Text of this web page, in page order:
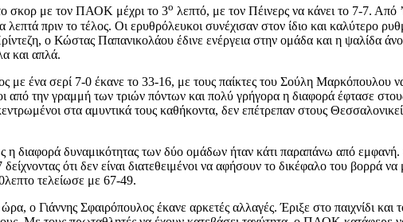
σκορ με τον ΠΑΟΚ μέχρι το 3ο λεπτό, με τον Πέινερς να κάνει το 7-7.
λεπτά πριν το τέλος. Οι ερυθρόλευκοι συνέχισαν στον ίδιο και καλύτερο
ο Κώστας Παπανικολάου έδινε ενέργεια στην ομάδα και η ψαλίδα
και απλά.
με ένα σερί 7-0 έκανε το 33-16, με τους παίκτες του Σούλη Μαρκόπουλου
από την γραμμή των τριών πόντων και πολύ γρήγορα η διαφορά έφτασε
στα αμυντικά τους καθήκοντα, δεν επέτρεπαν στους
η διαφορά δυναμικότητας των δύο ομάδων ήταν κάτι παραπάνω από εμφανή.
ότι δεν είναι διατεθειμένοι να αφήσουν το δικέφαλο του βορρά
τελείωσε με 67-49.
ο Γιάννης Σφαιρόπουλος έκανε αρκετές αλλαγές. Έριξε στο παιχνίδι